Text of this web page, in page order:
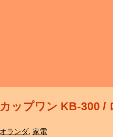
ップワン KB-300 /
オランダ, 家電